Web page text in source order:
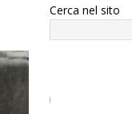
Cerca nel sito